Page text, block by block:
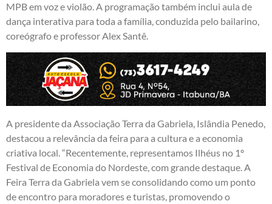
MPB em voz e violão. A programação também inclui aula de
dança interativa para toda a família, conduzida pelo bailarino,
coreógrafo e professor Alex Santê.
A presidente da Associação Terra da Gabriela, Islândia Penedo,
destacou a relevância da feira para a cultura e a economia
criativa local. “Recentemente, representamos Ilhéus no 1º
Festival de Economia do Nordeste, com grande destaque. A
Feira Terra da Gabriela vem se consolidando como um ponto
de encontro para moradores e turistas, promovendo o